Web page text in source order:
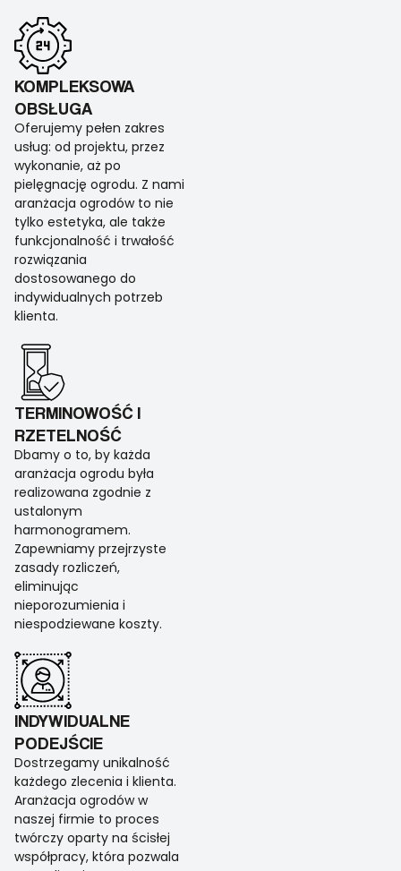
KOMPLEKSOWA
OBSŁUGA
Oferujemy pełen zakres
usług: od projektu, przez
wykonanie, aż po
pielęgnację ogrodu. Z nami
aranżacja ogrodów to nie
tylko estetyka, ale także
funkcjonalność i trwałość
rozwiązania
dostosowanego do
indywidualnych potrzeb
klienta.
TERMINOWOŚĆ I
RZETELNOŚĆ
Dbamy o to, by każda
aranżacja ogrodu była
realizowana zgodnie z
ustalonym
harmonogramem.
Zapewniamy przejrzyste
zasady rozliczeń,
eliminując
nieporozumienia i
niespodziewane koszty.
INDYWIDUALNE
PODEJŚCIE
Dostrzegamy unikalność
każdego zlecenia i klienta.
Aranżacja ogrodów w
naszej firmie to proces
twórczy oparty na ścisłej
współpracy, która pozwala